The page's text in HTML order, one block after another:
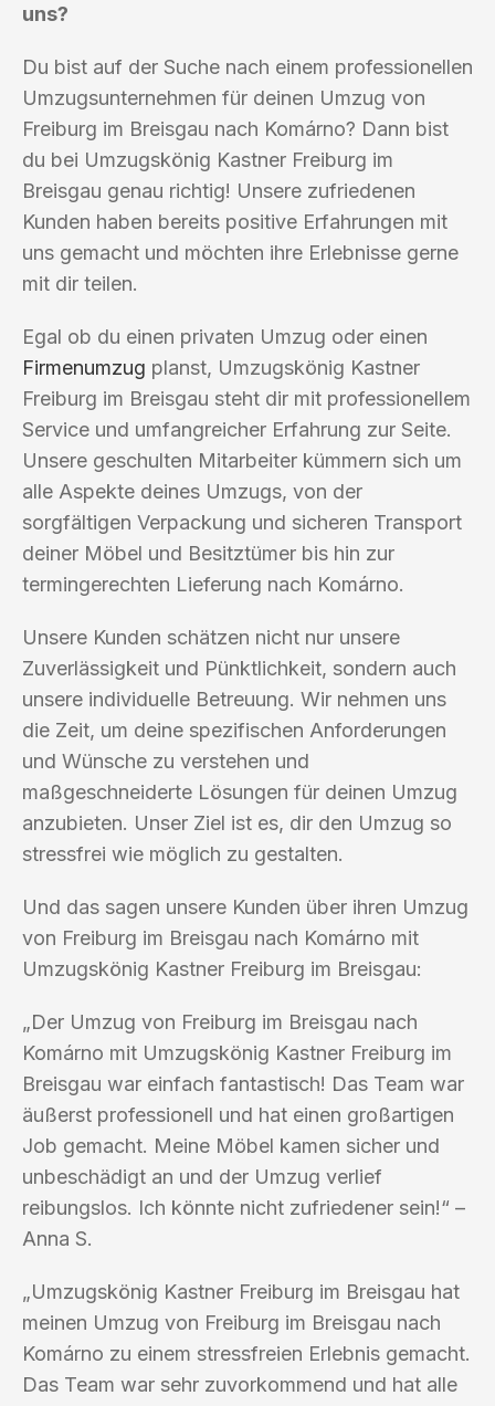
uns?
Du bist auf der Suche nach einem professionellen
Umzugsunternehmen für deinen Umzug von
Freiburg im Breisgau nach Komárno? Dann bist
du bei Umzugskönig Kastner Freiburg im
Breisgau genau richtig! Unsere zufriedenen
Kunden haben bereits positive Erfahrungen mit
uns gemacht und möchten ihre Erlebnisse gerne
mit dir teilen.
Egal ob du einen privaten Umzug oder einen
Firmenumzug planst, Umzugskönig Kastner
Freiburg im Breisgau steht dir mit professionellem
Service und umfangreicher Erfahrung zur Seite.
Unsere geschulten Mitarbeiter kümmern sich um
alle Aspekte deines Umzugs, von der
sorgfältigen Verpackung und sicheren Transport
deiner Möbel und Besitztümer bis hin zur
termingerechten Lieferung nach Komárno.
Unsere Kunden schätzen nicht nur unsere
Zuverlässigkeit und Pünktlichkeit, sondern auch
unsere individuelle Betreuung. Wir nehmen uns
die Zeit, um deine spezifischen Anforderungen
und Wünsche zu verstehen und
maßgeschneiderte Lösungen für deinen Umzug
anzubieten. Unser Ziel ist es, dir den Umzug so
stressfrei wie möglich zu gestalten.
Und das sagen unsere Kunden über ihren Umzug
von Freiburg im Breisgau nach Komárno mit
Umzugskönig Kastner Freiburg im Breisgau:
„Der Umzug von Freiburg im Breisgau nach
Komárno mit Umzugskönig Kastner Freiburg im
Breisgau war einfach fantastisch! Das Team war
äußerst professionell und hat einen großartigen
Job gemacht. Meine Möbel kamen sicher und
unbeschädigt an und der Umzug verlief
reibungslos. Ich könnte nicht zufriedener sein!“ –
Anna S.
„Umzugskönig Kastner Freiburg im Breisgau hat
meinen Umzug von Freiburg im Breisgau nach
Komárno zu einem stressfreien Erlebnis gemacht.
Das Team war sehr zuvorkommend und hat alle